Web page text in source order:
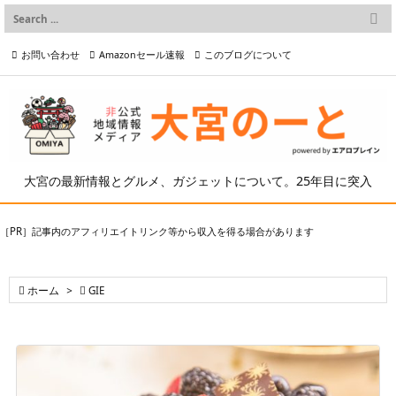
大宮の最新情報とグルメ、ガジェットについて。25年目に突入

メニュー

検索
お問い合わせ Amazonセール速報 このブログについて
プライバシーポリシー等
［PR］記事内のアフィリエイトリンク等から収入を得る場合があります
 ホーム >  GIE